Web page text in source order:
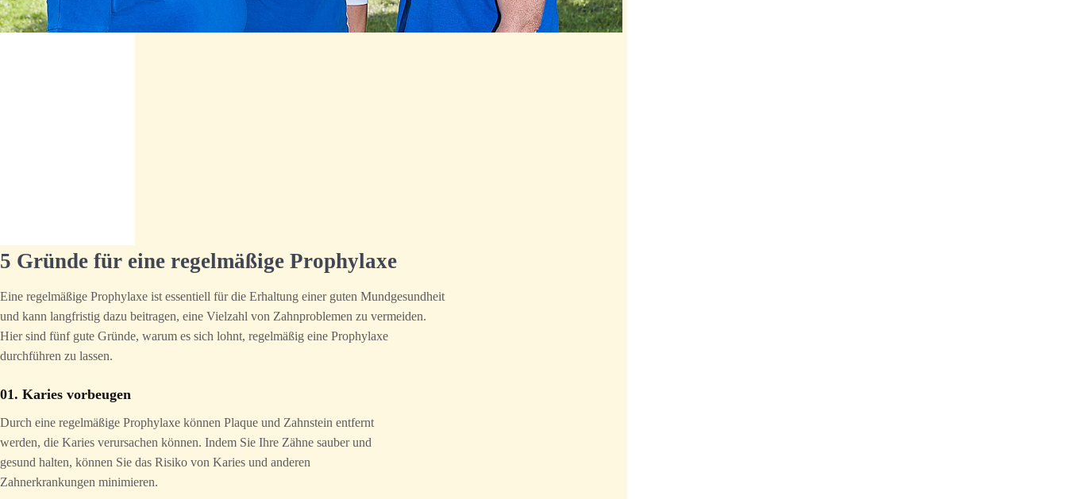
5 Gründe für eine regelmäßige Prophylaxe
Eine regelmäßige Prophylaxe ist essentiell für die Erhaltung einer guten Mundgesundheit
und kann langfristig dazu beitragen, eine Vielzahl von Zahnproblemen zu vermeiden.
Hier sind fünf gute Gründe, warum es sich lohnt, regelmäßig eine Prophylaxe
durchführen zu lassen.
01. Karies vorbeugen
Durch eine regelmäßige Prophylaxe können Plaque und Zahnstein entfernt
werden, die Karies verursachen können. Indem Sie Ihre Zähne sauber und
gesund halten, können Sie das Risiko von Karies und anderen
Zahnerkrankungen minimieren.